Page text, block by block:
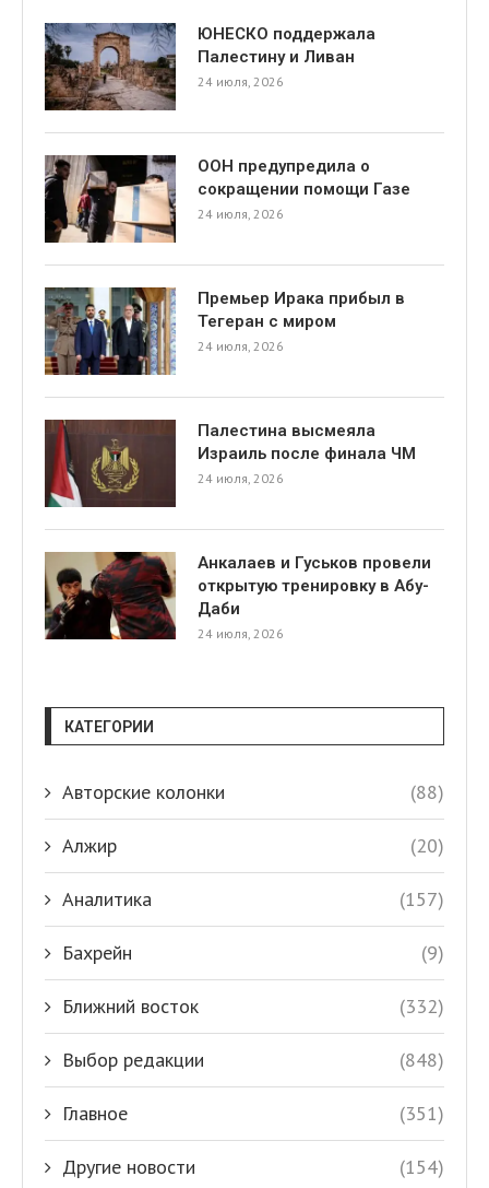
ЮНЕСКО поддержала
Палестину и Ливан
24 июля, 2026
ООН предупредила о
сокращении помощи Газе
24 июля, 2026
Премьер Ирака прибыл в
Тегеран с миром
24 июля, 2026
Палестина высмеяла
Израиль после финала ЧМ
24 июля, 2026
Анкалаев и Гуськов провели
открытую тренировку в Абу-
Даби
24 июля, 2026
КАТЕГОРИИ
Авторские колонки (88)
Алжир (20)
Аналитика (157)
Бахрейн (9)
Ближний восток (332)
Выбор редакции (848)
Главное (351)
Другие новости (154)